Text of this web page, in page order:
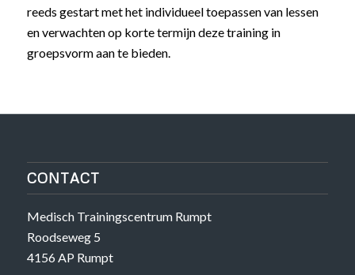
reeds gestart met het individueel toepassen van lessen
en verwachten op korte termijn deze training in
groepsvorm aan te bieden.
CONTACT
Medisch Trainingscentrum Rumpt
Roodseweg 5
4156 AP Rumpt